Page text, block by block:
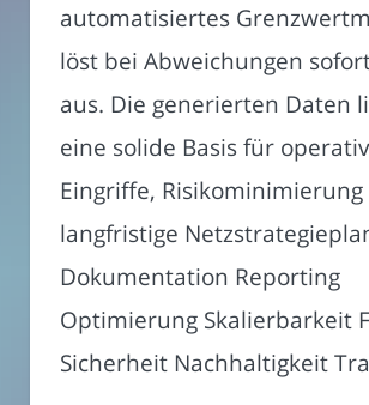
automatisiertes
löst bei Abweichungen
aus. Die generierten Daten
eine solide Basis für
Eingriffe, Risikominimierung
langfristige
Dokumentation Reporting
Optimierung Skalierbarkeit
Sicherheit Nachhaltigkeit